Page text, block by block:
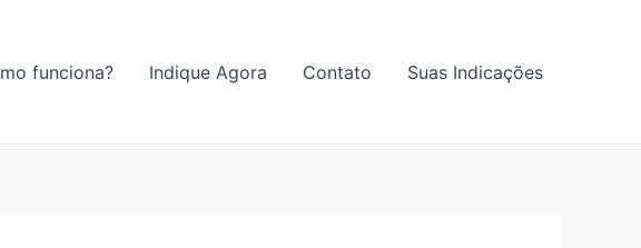
funciona? Indique Agora Contato Suas Indicações